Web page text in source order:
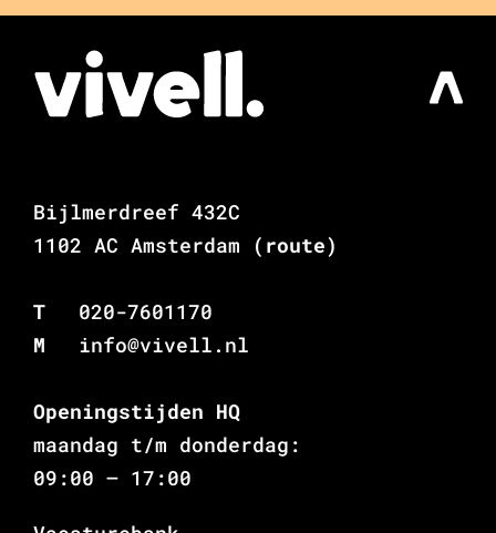
Bijlmerdreef 432C
1102 AC Amsterdam
(route)
T
020-7601170
M
info@vivell.nl
Openingstijden HQ
maandag t/m donderdag:
09:00 – 17:00